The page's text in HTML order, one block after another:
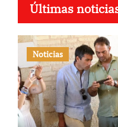
Últimas
Noticias